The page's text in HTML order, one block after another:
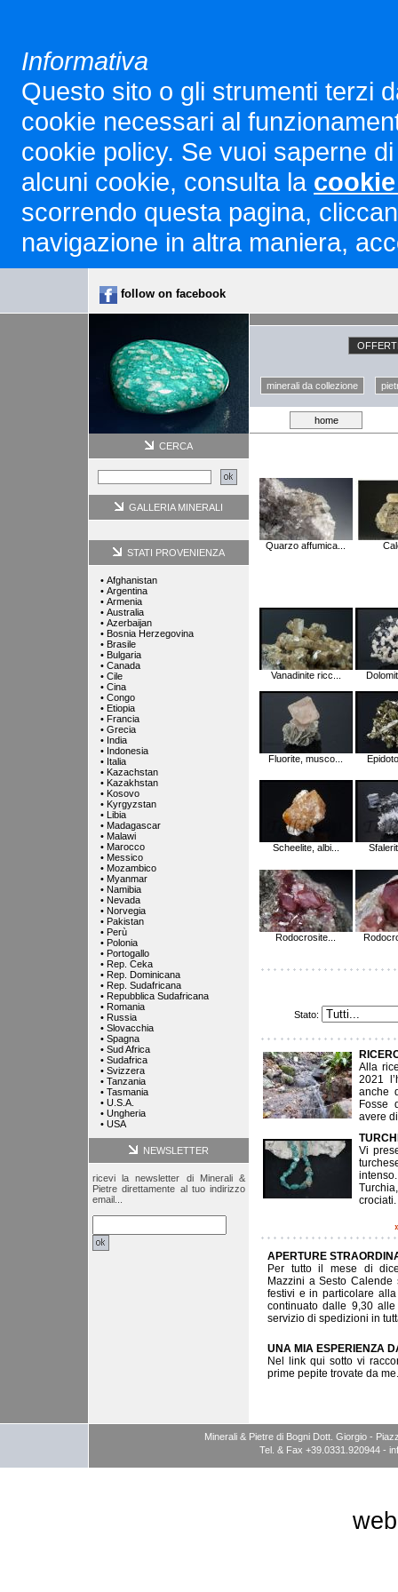
Informativa
Questo sito o gli strumenti terzi
cookie necessari al
cookie policy. Se vuoi saperne
alcuni cookie, consulta la
scorrendo questa pagina,
navigazione in altra maniera,
follow on facebook
minerali da collezione
home
CERCA
GALLERIA MINERALI
STATI PROVENIENZA
• Afghanistan
• Argentina
• Armenia
• Australia
• Azerbaijan
• Bosnia Herzegovina
• Brasile
• Bulgaria
• Canada
• Cile
• Cina
• Congo
• Etiopia
• Francia
• Grecia
• India
• Indonesia
• Italia
• Kazachstan
• Kazakhstan
• Kosovo
• Kyrgyzstan
• Libia
• Madagascar
• Malawi
• Marocco
• Messico
• Mozambico
• Myanmar
• Namibia
• Nevada
• Norvegia
• Pakistan
• Perù
• Polonia
• Portogallo
• Rep. Ceka
• Rep. Dominicana
• Rep. Sudafricana
• Repubblica Sudafricana
• Romania
• Russia
• Slovacchia
• Spagna
• Sud Africa
• Sudafrica
• Svizzera
• Tanzania
• Tasmania
• U.S.A.
• Ungheria
• USA
NEWSLETTER
ricevi la newsletter di Minerali &
Pietre direttamente al tuo indirizzo
email...
Quarzo affumica...
Vanadinite ricc...
Fluorite, musco...
Scheelite, albi...
Rodocrosite...
Stato:
Alla
2021
anche
Fosse
avere
Vi
APERTURE
Per tutto il mese di
Mazzini a Sesto
festivi e in particolare
continuato dalle 9,30
servizio di spedizioni in
UNA MIA ESPERIENZA
Nel link qui sotto vi
prime pepite trovate da
Minerali & Pietre di Bogni Dott. Giorgio -
Tel. & Fax +39.0331.920944 -